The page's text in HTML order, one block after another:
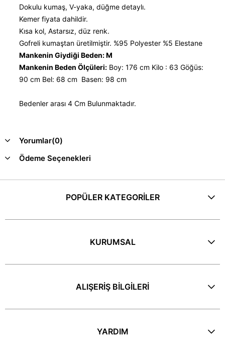
Dokulu kumaş, V-yaka, düğme detaylı.
Kemer fiyata dahildir.
Kısa kol, Astarsız, düz renk.
Gofreli kumaştan üretilmiştir. %95 Polyester %5 Elestane
Mankenin Giydiği Beden: M
Mankenin Beden Ölçüleri: Boy: 176 cm Kilo : 63 Göğüs:
90 cm Bel: 68 cm Basen: 98 cm
Bedenler arası 4 Cm Bulunmaktadır.
Yorumlar(0)
Ödeme Seçenekleri
POPÜLER KATEGORİLER
KURUMSAL
ALIŞERİŞ BİLGİLERİ
YARDIM